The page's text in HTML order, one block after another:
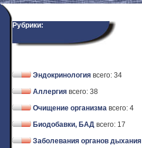
Рубрики:
Эндокринология всего: 34
Аллергия всего: 38
Очищение организма всего: 4
Биодобавки, БАД всего: 17
Заболевания органов дыхания